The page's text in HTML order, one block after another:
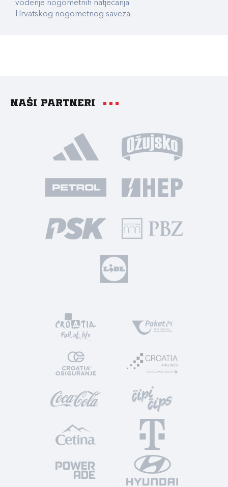
vođenje nogometnih natjecanja
Hrvatskog nogometnog saveza.
Naši partneri